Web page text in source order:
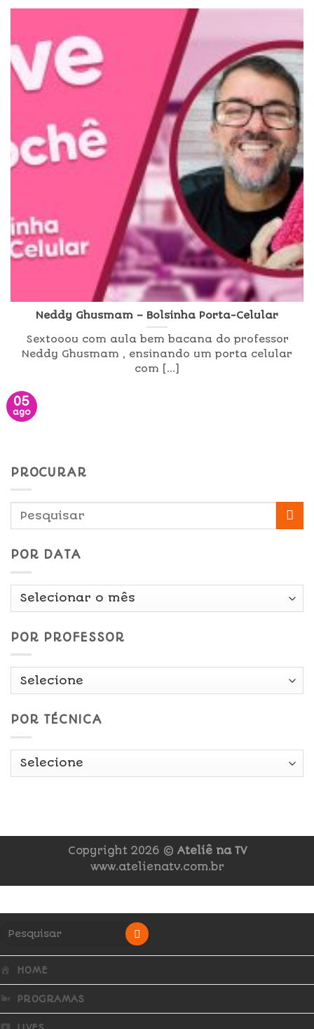
Neddy Ghusmam – Bolsinha Porta-Celular
Sextooou com aula bem bacana do professor
Neddy Ghusmam , ensinando um porta celular
com [...]
05
ago
PROCURAR
POR DATA
Por
POR PROFESSOR
POR TÉCNICA
Copyright 2026 © Ateliê na TV
www.atelienatv.com.br
HOME
PROGRAMAS